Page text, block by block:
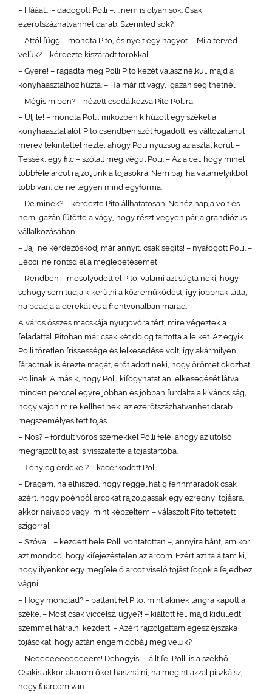
– Hááát... – dadogott Polli –, …nem is olyan sok. Csak
ezerötszázhatvanhét darab. Szerinted sok?
– Attól függ – mondta Pito, és nyelt egy nagyot. – Mi a terved
velük? – kérdezte kiszáradt torokkal.
– Gyere! – ragadta meg Polli Pito kezét válasz nélkül, majd a
konyhaasztalhoz húzta. – Ha már itt vagy, igazán segíthetnél!
– Mégis miben? – nézett csodálkozva Pito Pollira.
– Ülj le! – mondta Polli, miközben kihúzott egy széket a
konyhaasztal alól. Pito csendben szót fogadott, és változatlanul
merev tekintettel nézte, ahogy Polli nyüzsög az asztal körül. –
Tessék, egy filc – szólalt meg végül Polli. – Az a cél, hogy minél
többféle arcot rajzoljunk a tojásokra. Nem baj, ha valamelyikből
több van, de ne legyen mind egyforma.
– De minek? – kérdezte Pito állhatatosan. Nehéz napja volt és
nem igazán fűtötte a vágy, hogy részt vegyen párja grandiózus
vállalkozásában.
– Jaj, ne kérdezősködj már annyit, csak segíts! – nyafogott Polli. –
Lécci, ne rontsd el a meglepetésemet!
– Rendben – mosolyodott el Pito. Valami azt súgta neki, hogy
sehogy sem tudja kikerülni a közreműködést, így jobbnak látta,
ha beadja a derekát és a frontvonalban marad.
A város összes macskája nyugovóra tért, mire végeztek a
feladattal. Pitoban már csak két dolog tartotta a lelket. Az egyik
Polli töretlen frissessége és lelkesedése volt, így akármilyen
fáradtnak is érezte magát, erőt adott neki, hogy örömet okozhat
Pollinak. A másik, hogy Polli kifogyhatatlan lelkesedését látva
minden perccel egyre jobban és jobban furdalta a kíváncsiság,
hogy vajon mire kellhet neki az ezerötszázhatvanhét darab
megszemélyesített tojás.
– Nos? – fordult vörös szemekkel Polli felé, ahogy az utolsó
megrajzolt tojást is visszatette a tojástartóba.
– Tényleg érdekel? – kacérkodott Polli.
– Drágám, ha elhiszed, hogy reggel hatig fennmaradok csak
azért, hogy poénból arcokat rajzolgassak egy ezrednyi tojásra,
akkor naivabb vagy, mint képzeltem – válaszolt Pito tettetett
szigorral.
– Szóval... – kezdett bele Polli vontatottan –, annyira bánt, amikor
azt mondod, hogy kifejezéstelen az arcom. Ezért azt találtam ki,
hogy ilyenkor egy megfelelő arcot viselő tojást fogok a fejedhez
vágni.
– Hogy mondtad? – pattant fel Pito, mint akinek lángra kapott a
széke. – Most csak viccelsz, ugye?! – kiáltott fel, majd kidülledt
szemmel hátrálni kezdett. – Azért rajzolgattam egész éjszaka
tojásokat, hogy aztán engem dobálj meg velük?
– Neeeeeeeeeeeeem! Dehogyis! – állt fel Polli is a székből. –
Csakis akkor akarom őket használni, ha megint azzal piszkálsz,
hogy faarcom van.